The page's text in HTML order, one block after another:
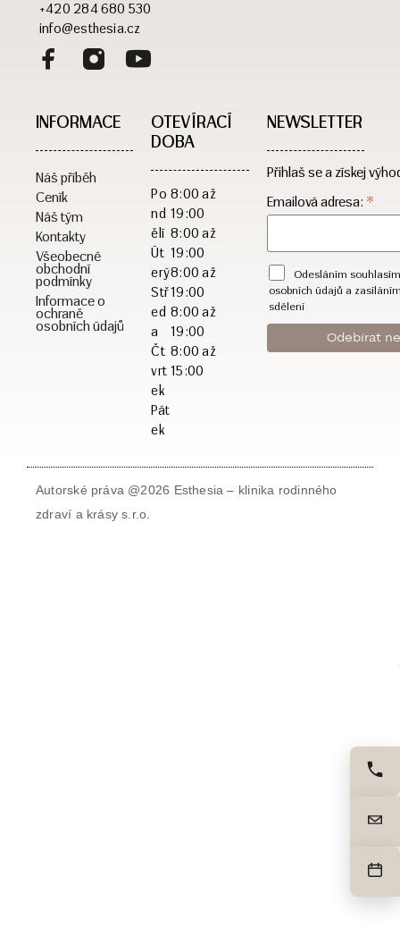
+420 284 680 530
info@esthesia.cz
INFORMACE
Náš příběh
Ceník
Náš tým
Kontakty
Všeobecné
obchodní
podmínky
Informace o
ochraně
osobních údajů
OTEVÍRACÍ
DOBA​
Po
nd
ělí
Út
erý
Stř
ed
a
Čt
vrt
ek
Pát
ek
8:00 až
19:00
8:00 až
19:00
8:00 až
19:00
8:00 až
19:00
8:00 až
15:00
NEWSLETTER
Přihlaš se a získej
Emailová adresa: *
Odesláním
osobních údajů a
sdělení
Autorské práva @2026 Esthesia – klinika rodinného
zdraví a krásy s.r.o.